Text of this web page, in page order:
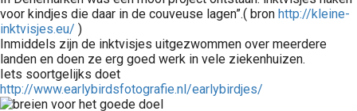
voor kindjes die daar in de couveuse lagen”.( bron http://kleine-
inktvisjes.eu/ )
Inmiddels zijn de inktvisjes uitgezwommen over meerdere
landen en doen ze erg goed werk in vele ziekenhuizen.
Iets soortgelijks doet
http://www.earlybirdsfotografie.nl/earlybirdjes/